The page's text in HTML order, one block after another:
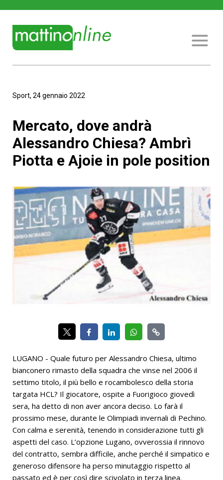
Sport, 24 gennaio 2022
Mercato, dove andrà
Alessandro Chiesa? Ambrì
Piotta e Ajoie in pole position
LUGANO - Quale futuro per Alessandro Chiesa, ultimo
bianconero rimasto della squadra che vinse nel 2006 il
settimo titolo, il più bello e rocambolesco della storia
targata HCL? Il giocatore, ospite a Fuorigioco giovedì
sera, ha detto di non aver ancora deciso. Lo farà il
prossimo mese, durante le Olimpiadi invernali di Pechino.
Con calma e serenità, tenendo in considerazione tutti gli
aspetti del caso. L’opzione Lugano, ovverossia il rinnovo
del contratto, sembra difficile, anche perché il simpatico e
generoso difensore ha perso minutaggio rispetto al
passato ed è per così dire scivolato in terza linea.